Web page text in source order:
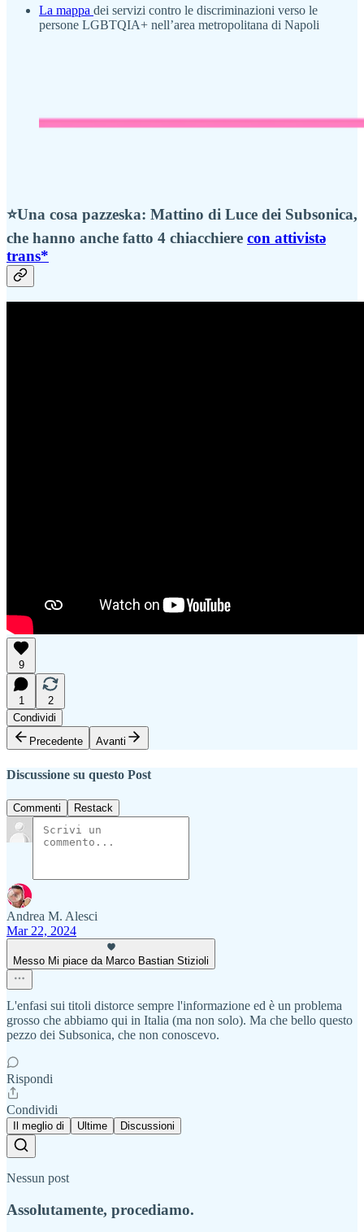
La mappa dei servizi contro le discriminazioni verso le
persone LGBTQIA+ nell’area metropolitana di Napoli
⭐Una cosa pazzeska: Mattino di Luce dei Subsonica,
che hanno anche fatto 4 chiacchiere con attivistə
trans*
9
1
2
Condividi
Precedente
Avanti
Discussione su questo Post
Commenti Restack
Andrea M. Alesci
Mar 22, 2024
Messo Mi piace da Marco Bastian Stizioli
L'enfasi sui titoli distorce sempre l'informazione ed è un problema
grosso che abbiamo qui in Italia (ma non solo). Ma che bello questo
pezzo dei Subsonica, che non conoscevo.
Rispondi
Condividi
Il meglio di Ultime Discussioni
Nessun post
Assolutamente, procediamo.